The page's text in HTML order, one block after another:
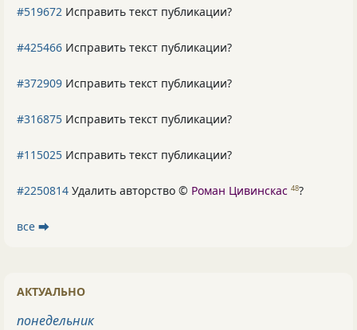
#519672 Исправить текст публикации?
#425466 Исправить текст публикации?
#372909 Исправить текст публикации?
#316875 Исправить текст публикации?
#115025 Исправить текст публикации?
#2250814 Удалить авторство © Роман Цивинскас 48?
все ⮕
АКТУАЛЬНО
понедельник